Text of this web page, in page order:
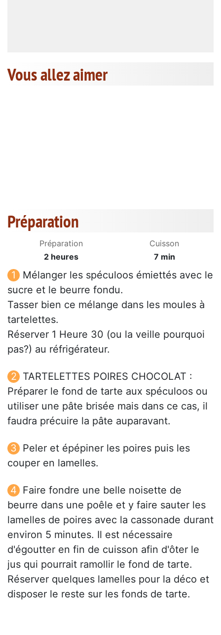
Vous allez aimer
Préparation
Préparation
2 heures
Cuisson
7 min
Mélanger les spéculoos émiettés avec le
sucre et le beurre fondu.
Tasser bien ce mélange dans les moules à
tartelettes.
Réserver 1 Heure 30 (ou la veille pourquoi
pas?) au réfrigérateur.
TARTELETTES POIRES CHOCOLAT :
Préparer le fond de tarte aux spéculoos ou
utiliser une pâte brisée mais dans ce cas, il
faudra précuire la pâte auparavant.
Peler et épépiner les poires puis les
couper en lamelles.
Faire fondre une belle noisette de
beurre dans une poêle et y faire sauter les
lamelles de poires avec la cassonade durant
environ 5 minutes. Il est nécessaire
d'égoutter en fin de cuisson afin d'ôter le
jus qui pourrait ramollir le fond de tarte.
Réserver quelques lamelles pour la déco et
disposer le reste sur les fonds de tarte.